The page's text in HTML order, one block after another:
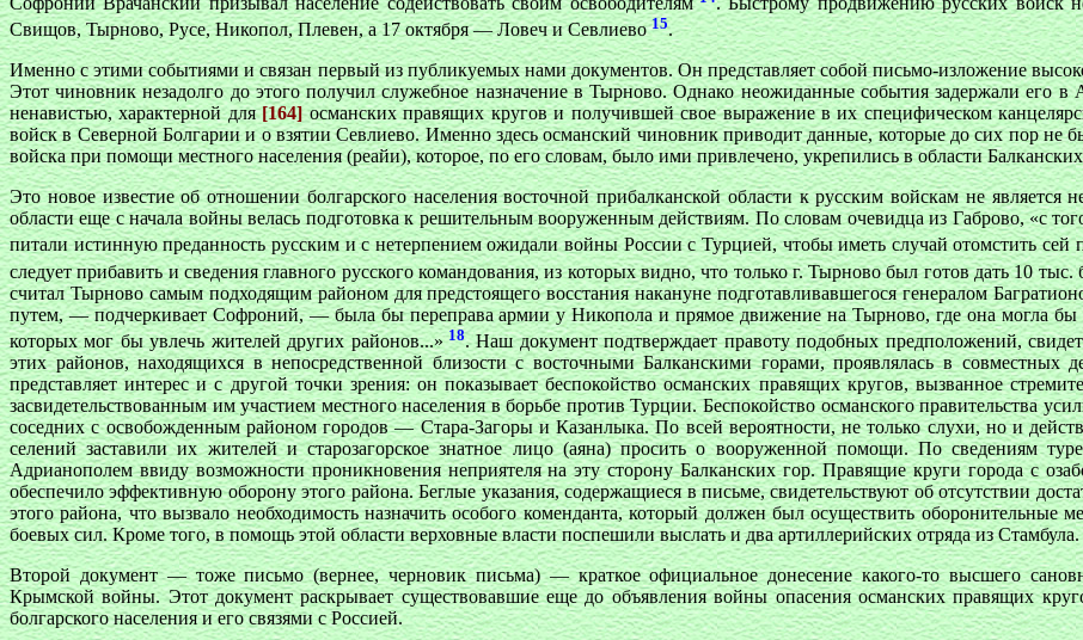
Свищов, Тырново, Русе, Никопол, Плевен, а 17 октября — Ловеч и Севлиево15.
Именно с этими событиями и связан первый из публикуемых нами документов. Он представляет собой письмо-изложение
Этот чиновник незадолго до этого получил служебное назначение в Тырново. Однако неожиданные события задержали его
ненавистью, характерной для[164]османских правящих кругов и получившей свое выражение в их специфическом
войск в Северной Болгарии и о взятии Севлиево. Именно здесь османский чиновник приводит данные, которые до сих пор не
войска при помощи местного населения (реайи), которое, по его словам, было ими привлечено, укрепились в области
Это новое известие об отношении болгарского населения восточной прибалканской области к русским войскам не
области еще с начала войны велась подготовка к решительным вооруженным действиям. По словам очевидца из Габрово, «с
питали истинную преданность русским и с нетерпением ожидали войны России с Турцией, чтобы иметь случай отомстить сей
следует прибавить и сведения главного русского командования, из которых видно, что только г. Тырново был готов дать 10
считал Тырново самым подходящим районом для предстоящего восстания накануне подготавливавшегося генералом
путем, — подчеркивает Софроний, — была бы переправа армии у Никопола и прямое движение на Тырново, где она могла
которых мог бы увлечь жителей других районов...» 18. Наш документ подтверждает правоту подобных предположений,
этих районов, находящихся в непосредственной близости с восточными Балканскими горами, проявлялась в совместных
представляет интерес и с другой точки зрения: он показывает беспокойство османских правящих кругов, вызванное
засвидетельствованным им участием местного населения в борьбе против Турции. Беспокойство османского правительства
соседних с освобожденным районом городов — Стара-Загоры и Казанлыка. По всей вероятности, не только слухи, но и
селений заставили их жителей и старозагорское знатное лицо (аяна) просить о вооруженной помощи. По сведениям
Адрианополем ввиду возможности проникновения неприятеля на эту сторону Балканских гор. Правящие круги города с
обеспечило эффективную оборону этого района. Беглые указания, содержащиеся в письме, свидетельствуют об отсутствии
этого района, что вызвало необходимость назначить особого коменданта, который должен был осуществить оборонительные
боевых сил. Кроме того, в помощь этой области верховные власти поспешили выслать и два артиллерийских отряда из Стамбула.
Второй документ — тоже письмо (вернее, черновик письма) — краткое официальное донесение какого-то высшего
Крымской войны. Этот документ раскрывает существовавшие еще до объявления войны опасения османских правящих
болгарского населения и его связями с Россией.